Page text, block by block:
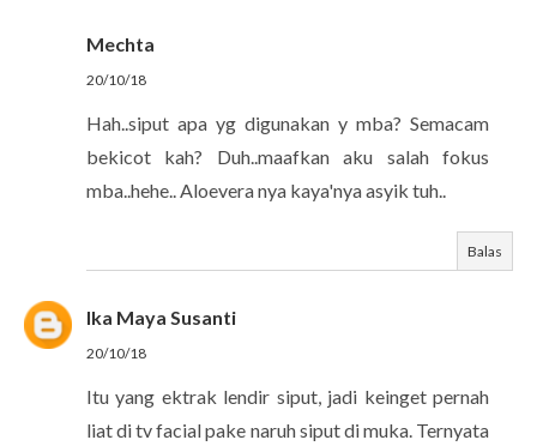
Mechta
20/10/18
Hah..siput apa yg digunakan y mba? Semacam
bekicot kah? Duh..maafkan aku salah fokus
mba..hehe.. Aloevera nya kaya'nya asyik tuh..
Balas
Ika Maya Susanti
20/10/18
Itu yang ektrak lendir siput, jadi keinget pernah
liat di tv facial pake naruh siput di muka. Ternyata